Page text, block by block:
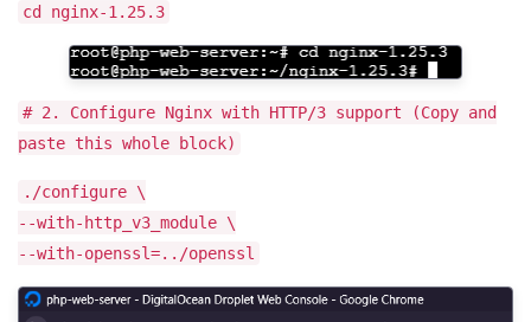
cd nginx-1.25.3
# 2. Configure Nginx with HTTP/3 support (Copy and
paste this whole block)
./configure \
--with-http_v3_module \
--with-openssl=../openssl